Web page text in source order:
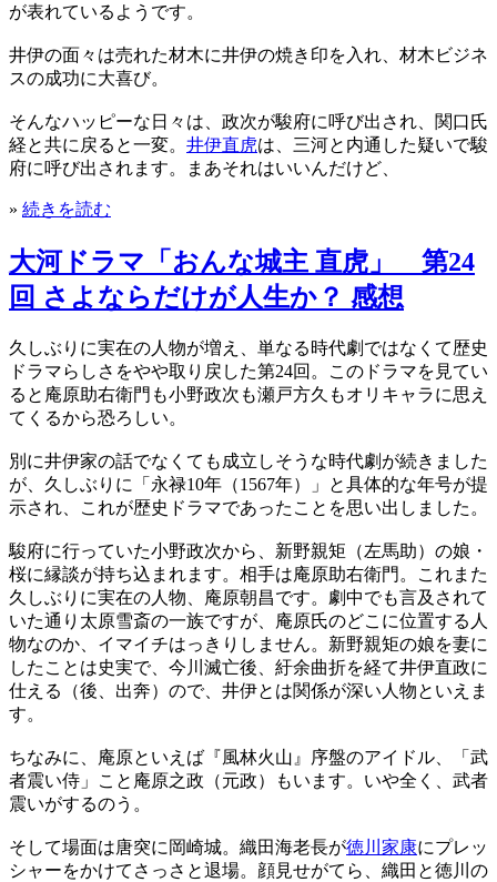
が表れているようです。
井伊の面々は売れた材木に井伊の焼き印を入れ、材木ビジネ
スの成功に大喜び。
そんなハッピーな日々は、政次が駿府に呼び出され、関口氏
経と共に戻ると一変。 井伊直虎は、三河と内通した疑いで駿
府に呼び出されます。まあそれはいいんだけど、
» 続きを読む
大河ドラマ「おんな城主 直虎」 第24
回 さよならだけが人生か？ 感想
久しぶりに実在の人物が増え、単なる時代劇ではなくて歴史
ドラマらしさをやや取り戻した第24回。このドラマを見てい
ると庵原助右衛門も小野政次も瀬戸方久もオリキャラに思え
てくるから恐ろしい。
別に井伊家の話でなくても成立しそうな時代劇が続きました
が、久しぶりに「永禄10年（1567年）」と具体的な年号が提
示され、これが歴史ドラマであったことを思い出しました。
駿府に行っていた小野政次から、新野親矩（左馬助）の娘・
桜に縁談が持ち込まれます。相手は庵原助右衛門。これまた
久しぶりに実在の人物、庵原朝昌です。劇中でも言及されて
いた通り太原雪斎の一族ですが、庵原氏のどこに位置する人
物なのか、イマイチはっきりしません。新野親矩の娘を妻に
したことは史実で、今川滅亡後、紆余曲折を経て井伊直政に
仕える（後、出奔）ので、井伊とは関係が深い人物といえま
す。
ちなみに、庵原といえば『風林火山』序盤のアイドル、「武
者震い侍」こと庵原之政（元政）もいます。いや全く、武者
震いがするのう。
そして場面は唐突に岡崎城。織田海老長が徳川家康にプレッ
シャーをかけてさっさと退場。顔見せがてら、織田と徳川の